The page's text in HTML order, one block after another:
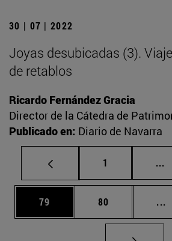
30 | 07 | 2022
Joyas desubicadas (3).
de retablos
Ricardo Fernández Gracia
Director de la Cátedra de
Publicado en: Diario de Navarra
Página
1 ...
Página
79 Página
80 ...